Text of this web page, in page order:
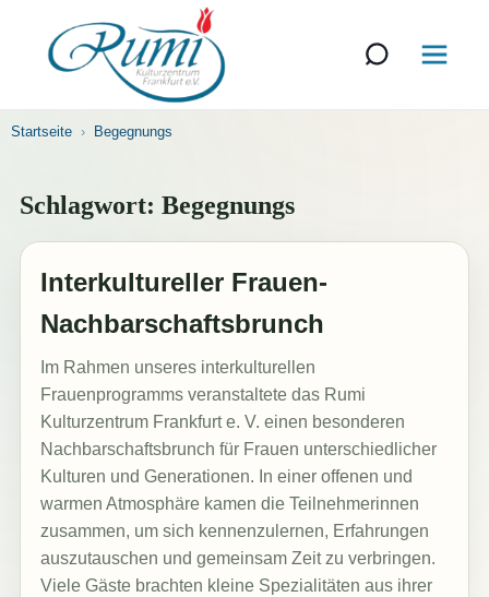
Startseite Begegnungs
Schlagwort: Begegnungs
Interkultureller Frauen-
Nachbarschaftsbrunch
Im Rahmen unseres interkulturellen
Frauenprogramms veranstaltete das Rumi
Kulturzentrum Frankfurt e. V. einen besonderen
Nachbarschaftsbrunch für Frauen unterschiedlicher
Kulturen und Generationen. In einer offenen und
warmen Atmosphäre kamen die Teilnehmerinnen
zusammen, um sich kennenzulernen, Erfahrungen
auszutauschen und gemeinsam Zeit zu verbringen.
Viele Gäste brachten kleine Spezialitäten aus ihrer